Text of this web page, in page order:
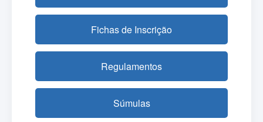
Fichas de Inscrição
Regulamentos
Súmulas